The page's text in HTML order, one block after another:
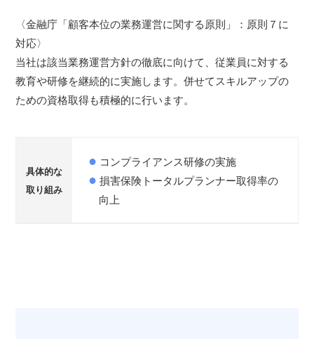
〈金融庁「顧客本位の業務運営に関する原則」：原則７に
対応〉
当社は該当業務運営方針の徹底に向けて、従業員に対する
教育や研修を継続的に実施します。併せてスキルアップの
ための資格取得も積極的に行います。
具体的な
取り組み
コンプライアンス研修の実施
損害保険トータルプランナー取得率の
向上